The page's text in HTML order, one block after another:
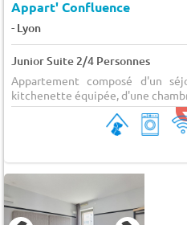
Appart' Confluence
- Lyon
Junior Suite 2/4 Personnes
Appartement composé d'un
kitchenette équipée, d'une